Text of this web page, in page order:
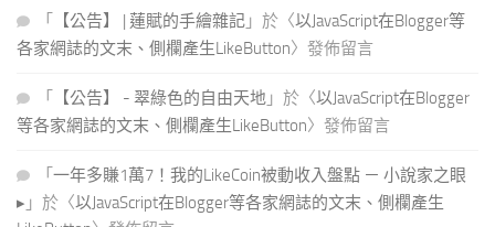
「 【公告】 | 蓮賦的手繪雜記 」於〈以JavaScript在Blogger等
各家網誌的文末、側欄產生LikeButton〉發佈留言
「 【公告】 - 翠綠色的自由天地 」於〈以JavaScript在Blogger
等各家網誌的文末、側欄產生LikeButton〉發佈留言
「 一年多賺1萬7！我的LikeCoin被動收入盤點 － 小說家之眼
▸ 」於〈以JavaScript在Blogger等各家網誌的文末、側欄產生